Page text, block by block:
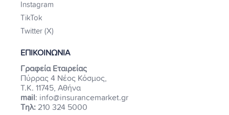
Instagram
TikTok
Twitter (X)
ΕΠΙΚΟΙΝΩΝΙΑ
Γραφεία Εταιρείας
Πύρρας 4 Νέος Κόσμος,
Τ.Κ. 11745, Αθήνα
mail: info@insurancemarket.gr
Τηλ: 210 324 5000